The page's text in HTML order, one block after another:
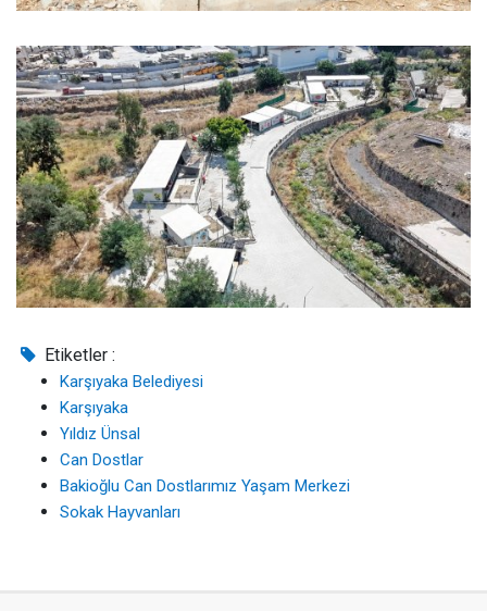
Etiketler :
Karşıyaka Belediyesi
Karşıyaka
Yıldız Ünsal
Can Dostlar
Bakioğlu Can Dostlarımız Yaşam Merkezi
Sokak Hayvanları